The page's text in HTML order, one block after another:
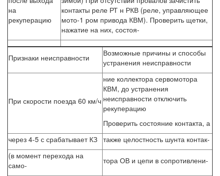
на
рекуперацию
контакты реле РТ н РКВ (реле, управляющее
мото-1 ром привода КВМ). Проверить щетки,
нажатие на них, состоя-
Признаки неисправности
Возможные причины и способы
устранения неисправности
При скорости поезда 60 км/ч
ние коллектора сервомотора
КВМ, до устранения
неисправности отключить
рекуперацию
Проверить состояние контакта, а
через 4-5 с срабатывает КЗ также целостность шунта контак-
(в момент перехода на
само-
тора ОВ и цепи в сопротивлени-